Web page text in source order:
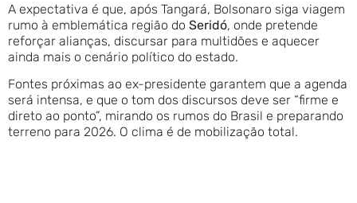
A expectativa é que, após Tangará, Bolsonaro siga viagem
rumo à emblemática região do Seridó, onde pretende
reforçar alianças, discursar para multidões e aquecer
ainda mais o cenário político do estado.
Fontes próximas ao ex-presidente garantem que a agenda
será intensa, e que o tom dos discursos deve ser “firme e
direto ao ponto”, mirando os rumos do Brasil e preparando
terreno para 2026. O clima é de mobilização total.